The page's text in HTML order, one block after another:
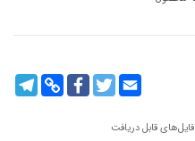
Copy
Link
FacebookTwitterEmail
فایل‌های قابل دریافت